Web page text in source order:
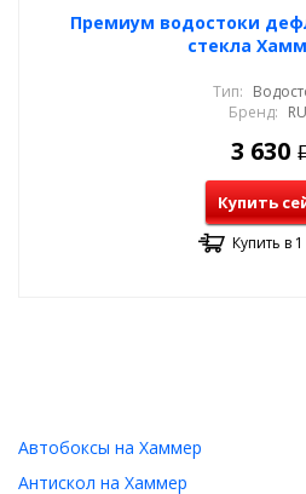
Премиум водостоки
стекла
Тип:
Бренд:
3 630
Купить
Купить в
Автобоксы на Хаммер
Антискол на Хаммер